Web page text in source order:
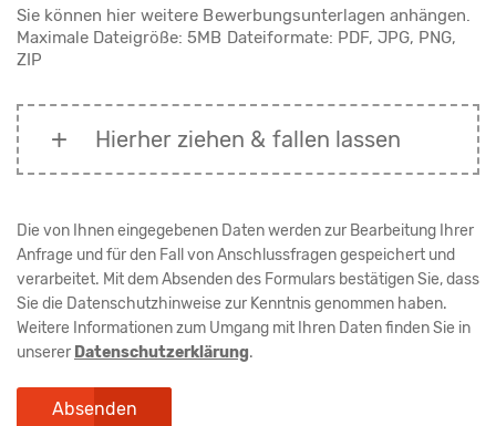
Sie können hier weitere Bewerbungsunterlagen anhängen.
Maximale Dateigröße: 5MB Dateiformate: PDF, JPG, PNG,
ZIP
Hierher ziehen & fallen lassen
Die von Ihnen eingegebenen Daten werden zur Bearbeitung Ihrer
Anfrage und für den Fall von Anschlussfragen gespeichert und
verarbeitet. Mit dem Absenden des Formulars bestätigen Sie, dass
Sie die Datenschutzhinweise zur Kenntnis genommen haben.
Weitere Informationen zum Umgang mit Ihren Daten finden Sie in
unserer Datenschutzerklärung.